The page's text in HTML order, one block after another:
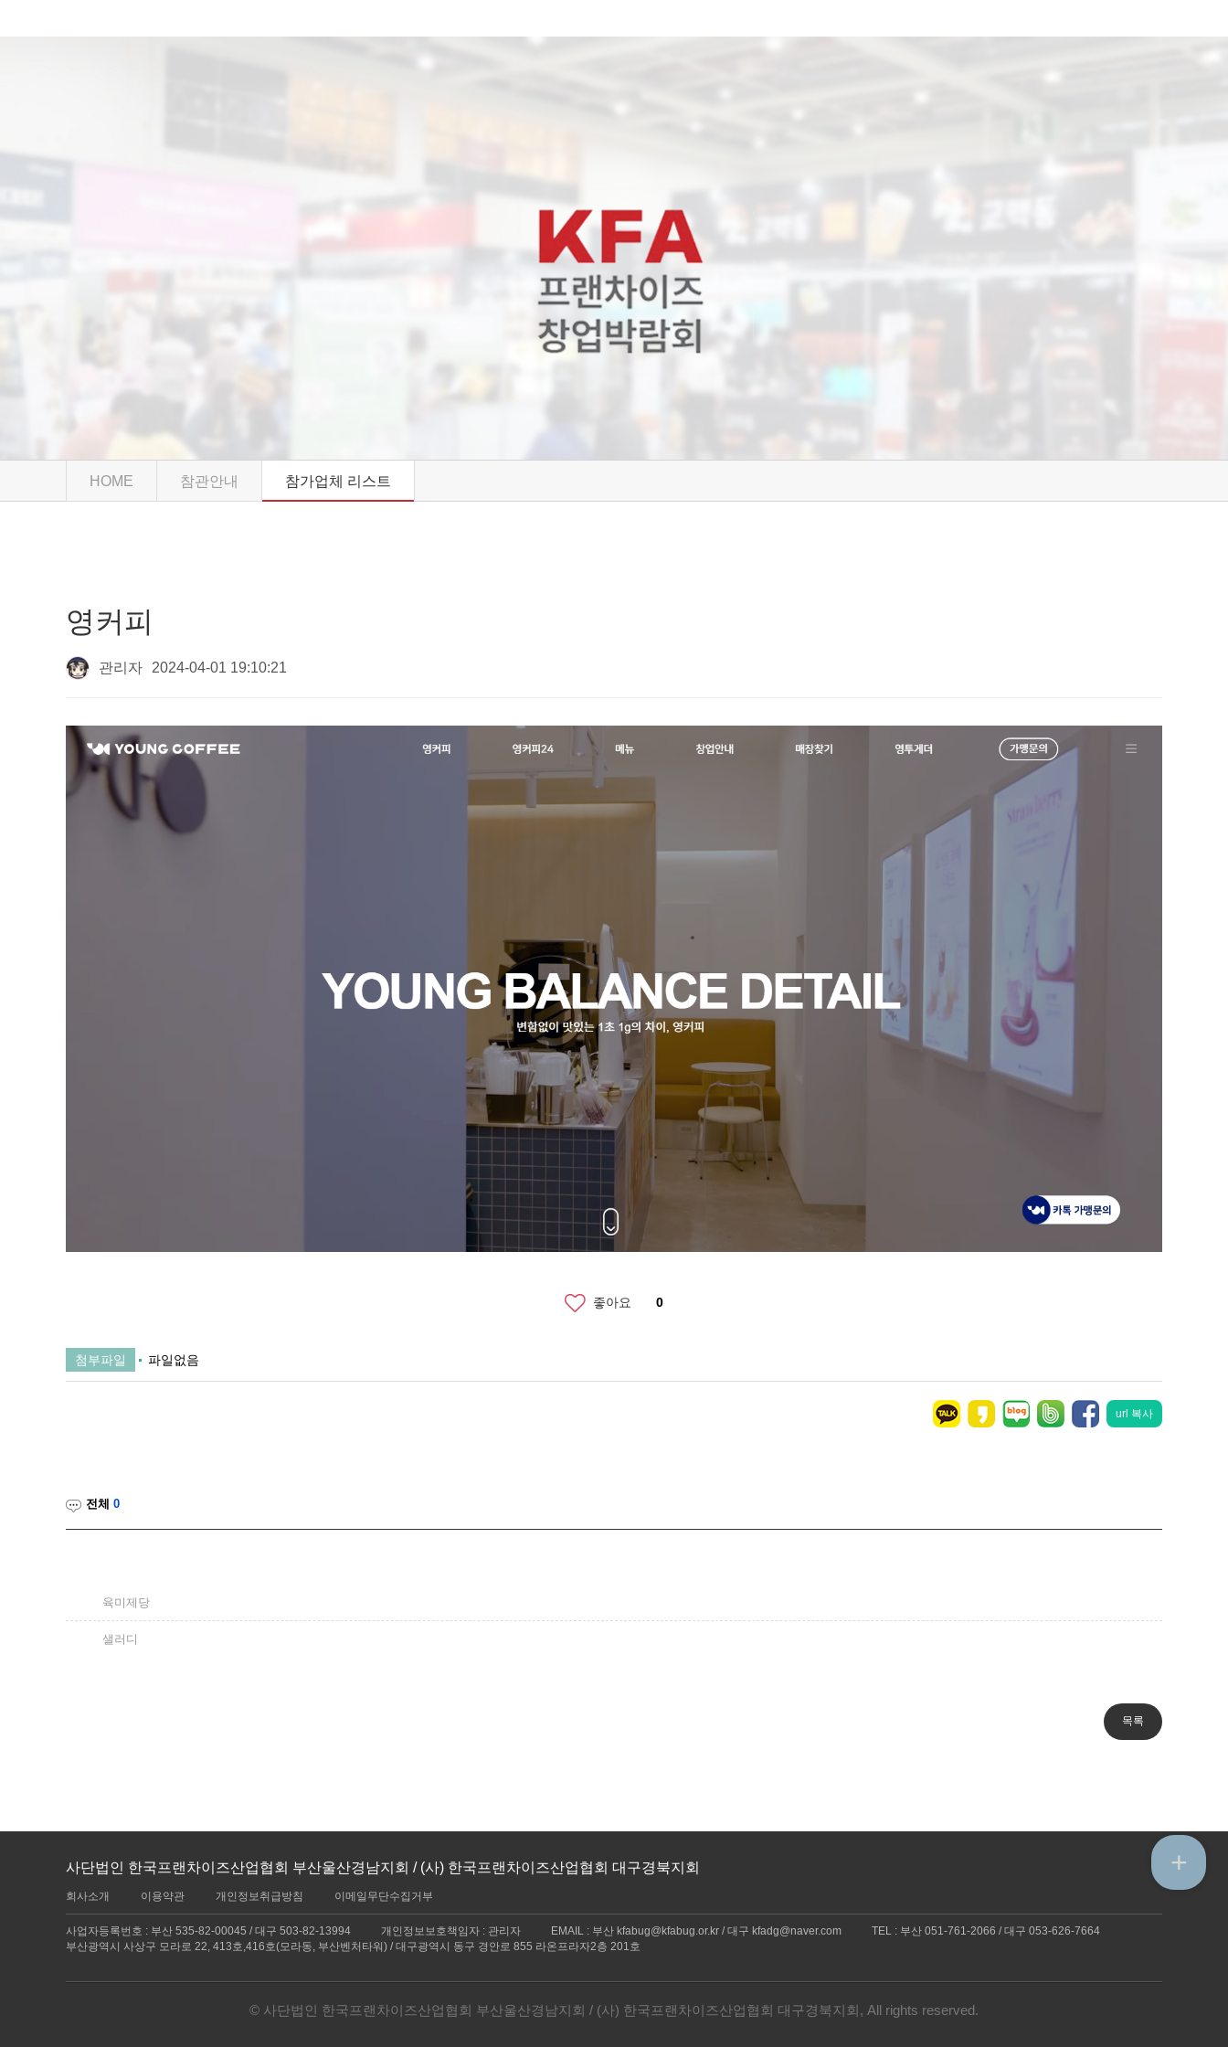
+
HOME 참관안내 참가업체 리스트
영커피
관리자 2024-04-01 19:10:21
좋아요 0
첨부파일 파일없음
url 복사
전체 0
육미제당
샐러디
사단법인 한국프랜차이즈산업협회 부산울산경남지회 / (사) 한국프랜차이즈산업협회 대구경북지회
회사소개 이용약관 개인정보취급방침 이메일무단수집거부
사업자등록번호 : 부산 535-82-00045 / 대구 503-82-13994 개인정보보호책임자 : 관리자 EMAIL : 부산 kfabug@kfabug.or.kr / 대구 kfadg@naver.com
TEL : 부산 051-761-2066 / 대구 053-626-7664
부산광역시 사상구 모라로 22, 413호,416호(모라동, 부산벤처타워) / 대구광역시 동구 경안로 855 라온프라자2층 201호
© 사단법인 한국프랜차이즈산업협회 부산울산경남지회 / (사) 한국프랜차이즈산업협회 대구경북지회, All rights reserved.